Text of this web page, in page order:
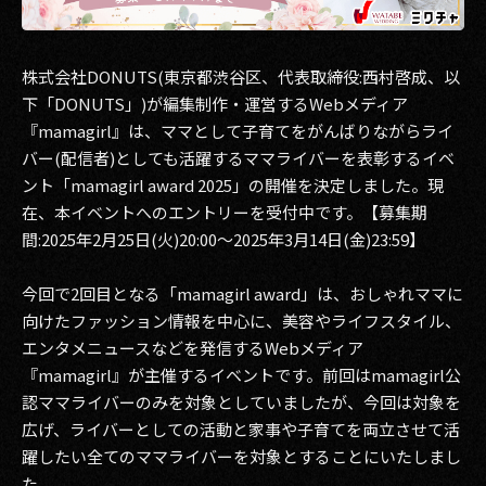
その他事業
2026
2025
2024
2023
2022
2021
2020
2019
株式会社DONUTS(東京都渋谷区、代表取締役:西村啓成、以
下「DONUTS」)が編集制作・運営するWebメディア
『mamagirl』は、ママとして子育てをがんばりながらライ
バー(配信者)としても活躍するママライバーを表彰するイベ
ント「mamagirl award 2025」の開催を決定しました。現
在、本イベントへのエントリーを受付中です。【募集期
間:2025年2⽉25⽇(火)20:00〜2025年3⽉14⽇(金)23:59】
今回で2回目となる「mamagirl award」は、おしゃれママに
向けたファッション情報を中心に、美容やライフスタイル、
エンタメニュースなどを発信するWebメディア
『mamagirl』が主催するイベントです。前回はmamagirl公
認ママライバーのみを対象としていましたが、今回は対象を
広げ、ライバーとしての活動と家事や子育てを両立させて活
躍したい全てのママライバーを対象とすることにいたしまし